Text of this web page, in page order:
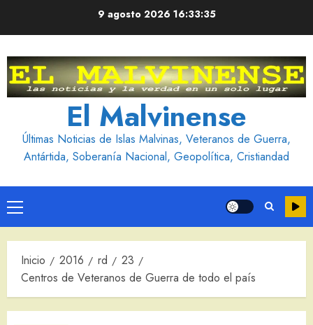
9 agosto 2026 16:33:36
El Malvinense
Últimas Noticias de Islas Malvinas, Veteranos de Guerra,
Antártida, Soberanía Nacional, Geopolítica, Cristiandad
Menú
principal
Inicio 2016 rd
23
Centros de Veteranos de Guerra de todo el país